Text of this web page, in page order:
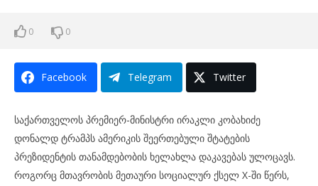
0 0
Facebook Telegram Twitter
საქართველოს პრემიერ-მინისტრი ირაკლი კობახიძე
დონალდ ტრამპს ამერიკის შეერთებული შტატების
პრეზიდენტის თანამდებობის ხელახლა დაკავებას ულოცავს.
როგორც მთავრობის მეთაური სოციალურ ქსელ X-ში წერს,